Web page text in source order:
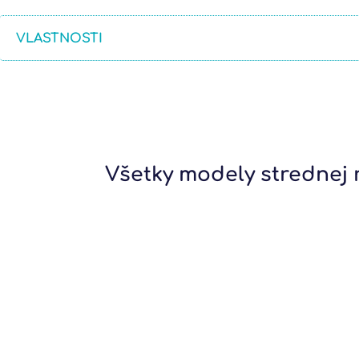
VLASTNOSTI
Všetky modely strednej